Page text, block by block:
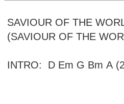
SAVIOUR OF THE
(SAVIOUR OF THE
INTRO: D Em G Bm A